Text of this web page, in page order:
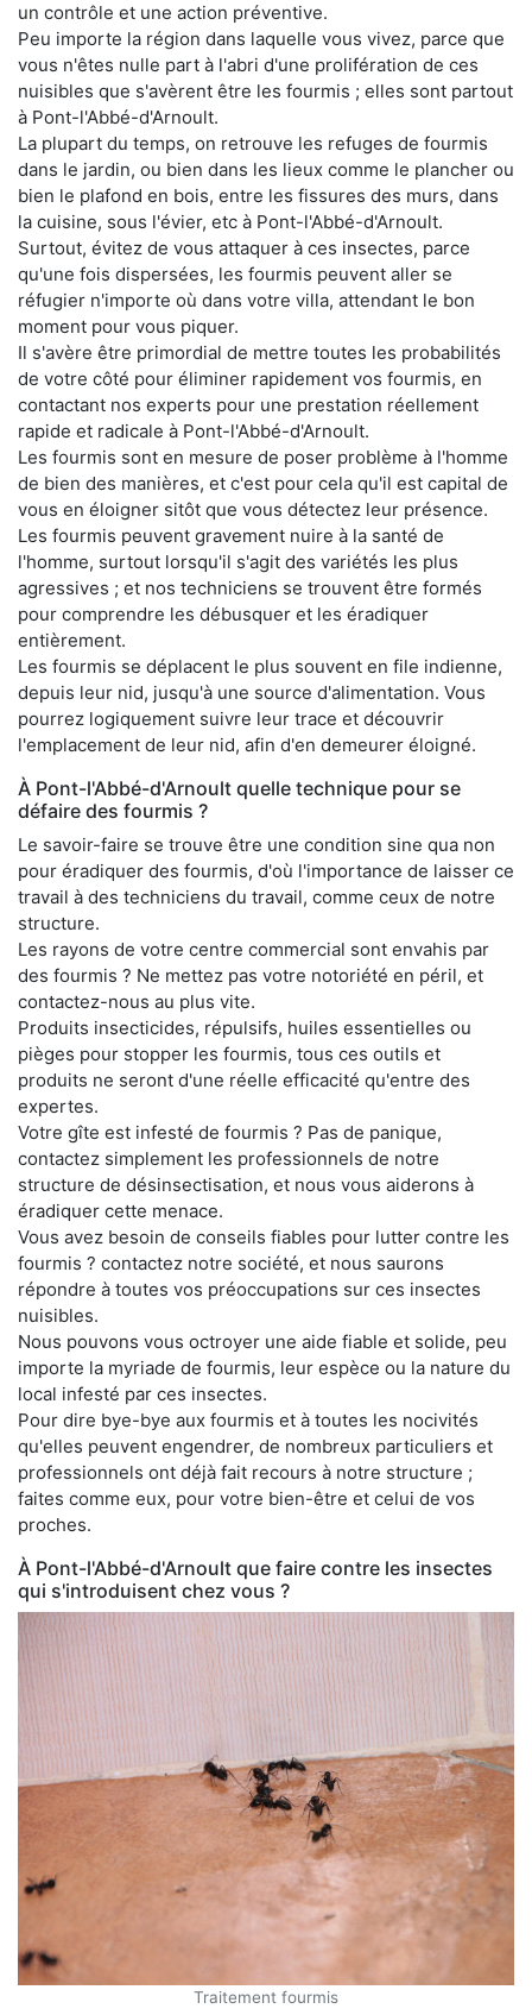
un contrôle et une action préventive.
Peu importe la région dans laquelle vous vivez, parce que
vous n'êtes nulle part à l'abri d'une prolifération de ces
nuisibles que s'avèrent être les fourmis ; elles sont partout
à Pont-l'Abbé-d'Arnoult.
La plupart du temps, on retrouve les refuges de fourmis
dans le jardin, ou bien dans les lieux comme le plancher ou
bien le plafond en bois, entre les fissures des murs, dans
la cuisine, sous l'évier, etc à Pont-l'Abbé-d'Arnoult.
Surtout, évitez de vous attaquer à ces insectes, parce
qu'une fois dispersées, les fourmis peuvent aller se
réfugier n'importe où dans votre villa, attendant le bon
moment pour vous piquer.
Il s'avère être primordial de mettre toutes les probabilités
de votre côté pour éliminer rapidement vos fourmis, en
contactant nos experts pour une prestation réellement
rapide et radicale à Pont-l'Abbé-d'Arnoult.
Les fourmis sont en mesure de poser problème à l'homme
de bien des manières, et c'est pour cela qu'il est capital de
vous en éloigner sitôt que vous détectez leur présence.
Les fourmis peuvent gravement nuire à la santé de
l'homme, surtout lorsqu'il s'agit des variétés les plus
agressives ; et nos techniciens se trouvent être formés
pour comprendre les débusquer et les éradiquer
entièrement.
Les fourmis se déplacent le plus souvent en file indienne,
depuis leur nid, jusqu'à une source d'alimentation. Vous
pourrez logiquement suivre leur trace et découvrir
l'emplacement de leur nid, afin d'en demeurer éloigné.
À Pont-l'Abbé-d'Arnoult quelle technique pour se
défaire des fourmis ?
Le savoir-faire se trouve être une condition sine qua non
pour éradiquer des fourmis, d'où l'importance de laisser ce
travail à des techniciens du travail, comme ceux de notre
structure.
Les rayons de votre centre commercial sont envahis par
des fourmis ? Ne mettez pas votre notoriété en péril, et
contactez-nous au plus vite.
Produits insecticides, répulsifs, huiles essentielles ou
pièges pour stopper les fourmis, tous ces outils et
produits ne seront d'une réelle efficacité qu'entre des
expertes.
Votre gîte est infesté de fourmis ? Pas de panique,
contactez simplement les professionnels de notre
structure de désinsectisation, et nous vous aiderons à
éradiquer cette menace.
Vous avez besoin de conseils fiables pour lutter contre les
fourmis ? contactez notre société, et nous saurons
répondre à toutes vos préoccupations sur ces insectes
nuisibles.
Nous pouvons vous octroyer une aide fiable et solide, peu
importe la myriade de fourmis, leur espèce ou la nature du
local infesté par ces insectes.
Pour dire bye-bye aux fourmis et à toutes les nocivités
qu'elles peuvent engendrer, de nombreux particuliers et
professionnels ont déjà fait recours à notre structure ;
faites comme eux, pour votre bien-être et celui de vos
proches.
À Pont-l'Abbé-d'Arnoult que faire contre les insectes
qui s'introduisent chez vous ?
Traitement fourmis